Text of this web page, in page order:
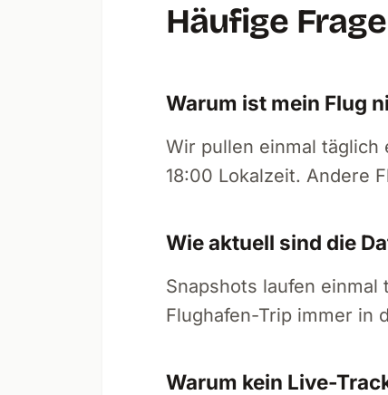
Häufige
Warum ist mein Flug
Wir pullen einmal täglich
18:00 Lokalzeit. Andere
Wie aktuell sind die
Snapshots laufen
Flughafen-Trip immer in
Warum kein Live-